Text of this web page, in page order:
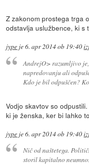
Z zakonom prostega trga
odstavlja uslužbence, ki s
jype je6. apr 2014 ob 19:40
AndrejO> razumljivo
napredovanju ali
Kdo je bil odpuščen?
Vodjo skavtov so
ki je ženska, ker bi lahko
jype je6. apr 2014 ob 19:40
Nič od naštetega.
storil kapitalno